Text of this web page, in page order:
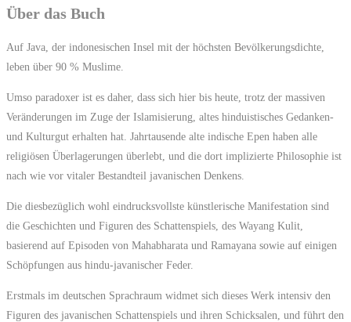
Schatten
Über das Buch
Auf Java, der indonesischen Insel mit der höchsten Bevölkerungsdichte,
leben über 90 % Muslime.
Umso paradoxer ist es daher, dass sich hier bis heute, trotz der massiven
Veränderungen im Zuge der Islamisierung, altes hinduistisches Gedanken-
und Kulturgut erhalten hat. Jahrtausende alte indische Epen haben alle
religiösen Überlagerungen überlebt, und die dort implizierte Philosophie ist
nach wie vor vitaler Bestandteil javanischen Denkens.
Die diesbezüglich wohl eindrucksvollste künstlerische Manifestation sind
die Geschichten und Figuren des Schattenspiels, des Wayang Kulit,
basierend auf Episoden von Mahabharata und Ramayana sowie auf einigen
Schöpfungen aus hindu-javanischer Feder.
Erstmals im deutschen Sprachraum widmet sich dieses Werk intensiv den
Figuren des javanischen Schattenspiels und ihren Schicksalen, und führt den